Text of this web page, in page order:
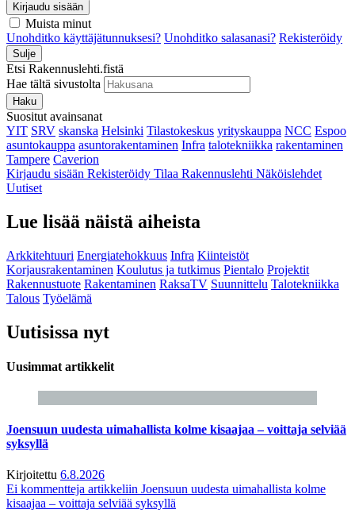
Kirjaudu sisään
Muista minut
Unohditko käyttäjätunnuksesi? Unohditko salasanasi? Rekisteröidy
Sulje
Etsi Rakennuslehti.fistä
Hae tältä sivustolta
Haku
Suositut avainsanat
YIT SRV skanska Helsinki Tilastokeskus yrityskauppa NCC Espoo
asuntokauppa asuntorakentaminen Infra talotekniikka rakentaminen
Tampere Caverion
Kirjaudu sisään Rekisteröidy Tilaa Rakennuslehti Näköislehdet
Uutiset
Lue lisää näistä aiheista
Arkkitehtuuri Energiatehokkuus Infra Kiinteistöt
Korjausrakentaminen Koulutus ja tutkimus Pientalo Projektit
Rakennustuote Rakentaminen RaksaTV Suunnittelu Talotekniikka
Talous Työelämä
Uutisissa nyt
Uusimmat artikkelit
Joensuun uudesta uimahallista kolme kisaajaa – voittaja selviää
syksyllä
Kirjoitettu 6.8.2026
Ei kommentteja artikkeliin Joensuun uudesta uimahallista kolme
kisaajaa – voittaja selviää syksyllä